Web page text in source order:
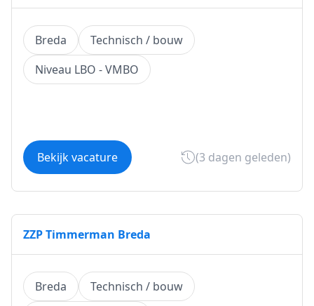
Breda
Technisch / bouw
Niveau LBO - VMBO
Bekijk vacature (3 dagen geleden)
ZZP Timmerman Breda
Breda
Technisch / bouw